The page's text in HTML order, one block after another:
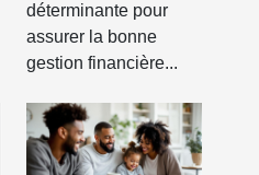
déterminante pour
assurer la bonne
gestion financière...